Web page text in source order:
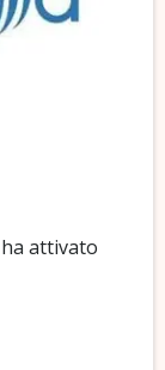
ha attivato